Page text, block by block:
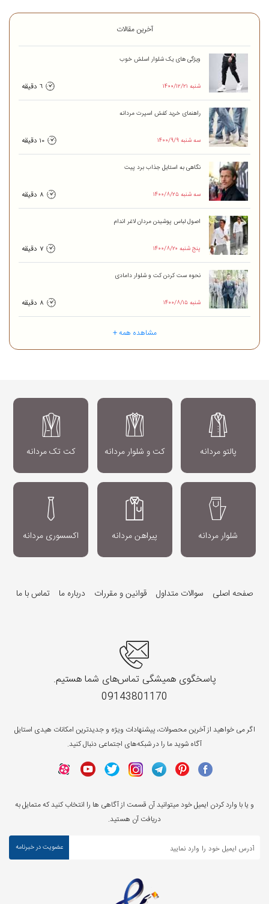
آخرین مقالات
ویژگی های یک شلوار اسلش خوب
۱۴۰۰/۱۲/۲۱ شنبه 6 دقیقه
راهنمای خرید کفش اسپرت مردانه
۱۴۰۰/۹/۹ سه شنبه 10 دقیقه
نگاهی به‌ استایل جذاب برد پیت
۱۴۰۰/۸/۲۵ سه شنبه 8 دقیقه
اصول لباس پوشیدن مردان لاغر اندام
۱۴۰۰/۸/۲۰ پنج شنبه 7 دقیقه
نحوه ست کردن کت و شلوار دامادی
۱۴۰۰/۸/۱۵ شنبه 8 دقیقه
مشاهده همه +
پالتو مردانه کت و شلوار مردانه کت تک مردانه
شلوار مردانه پیراهن مردانه اکسسوری مردانه
صفحه اصلی سوالات متداول قوانین و مقررات درباره ما تماس با ما
پاسخگوی همیشگی تماس‌های شما هستیم.
09143801170
اگر می خواهید از آخرین محصولات، پیشنهادات ویژه و جدیدترین امکانات هیدی استایل
آگاه شوید ما را در شبکه‌های اجتماعی دنبال کنید.
و یا با وارد کردن ایمیل خود میتوانید آن قسمت از آگاهی ها را انتخاب کنید که متمایل به
دریافت آن هستید.
عضویت در خبرنامه